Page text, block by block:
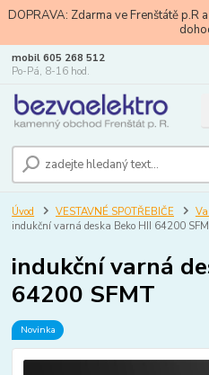
DOPRAVA: Zdarma ve Frenštátě
mobil 605 268 512
Po-Pá, 8-16 hod.
Úvod VESTAVNÉ SPOTŘEBIČE
indukční varná deska Beko HII 64200
indukční varná
64200 SFMT
Novinka